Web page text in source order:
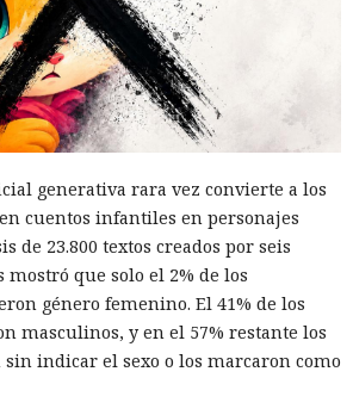
generativa rara vez convierte a los
cuentos infantiles en personajes
de 23.800 textos creados por seis
que solo el 2% de los
género femenino. El 41% de los
masculinos, y en el 57% restante los
indicar el sexo o los marcaron como